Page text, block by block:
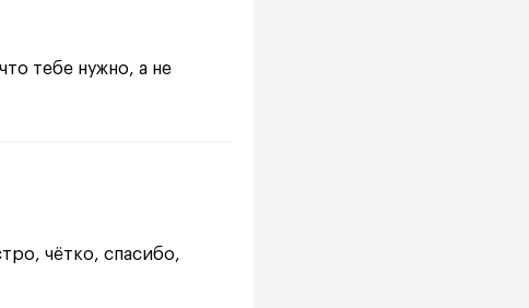
тебе нужно, а не
чётко, спасибо,